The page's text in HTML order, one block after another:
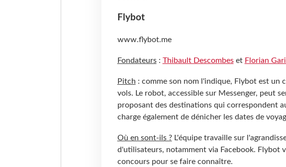
Flybot
www.flybot.me
Fondateurs: Thibault Descombeset Florian
Pitch : comme son nom l'indique, Flybot est un
vols. Le robot, accessible sur Messenger, peut
proposant des destinations qui correspondent
charge également de dénicher les dates de
Où en sont-ils ?L'équipe travaille sur
d'utilisateurs, notamment via Facebook. Flybot
concours pour se faire connaître.